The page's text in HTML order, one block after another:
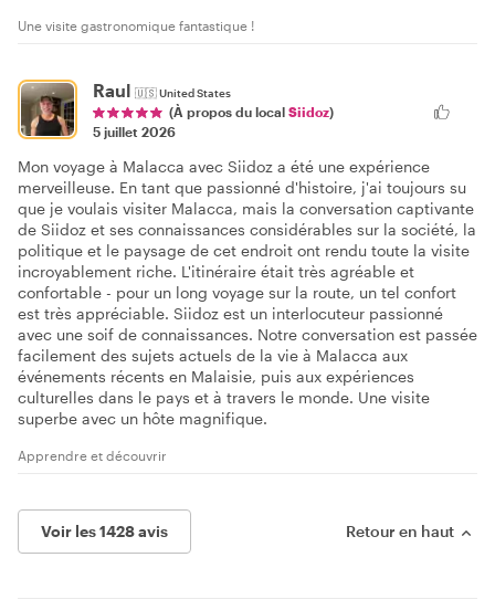
Une visite gastronomique fantastique !
Raul 🇺🇸United States
(À propos du local Siidoz)
5 juillet 2026
Mon voyage à Malacca avec Siidoz a été une expérience
merveilleuse. En tant que passionné d'histoire, j'ai toujours su
que je voulais visiter Malacca, mais la conversation captivante
de Siidoz et ses connaissances considérables sur la société, la
politique et le paysage de cet endroit ont rendu toute la visite
incroyablement riche. L'itinéraire était très agréable et
confortable - pour un long voyage sur la route, un tel confort
est très appréciable. Siidoz est un interlocuteur passionné
avec une soif de connaissances. Notre conversation est passée
facilement des sujets actuels de la vie à Malacca aux
événements récents en Malaisie, puis aux expériences
culturelles dans le pays et à travers le monde. Une visite
superbe avec un hôte magnifique.
Apprendre et découvrir
Voir les 1428 avis Retour en haut